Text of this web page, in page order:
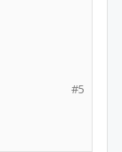
#5